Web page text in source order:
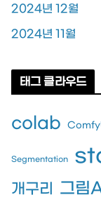
2024년 12월
2024년 11월
태그 클라우드
colab
Segmentation
개구리 그림